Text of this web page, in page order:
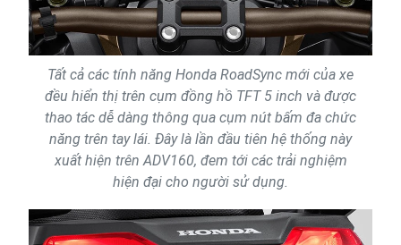
Tất cả các tính năng Honda RoadSync mới của xe
đều hiển thị trên cụm đồng hồ TFT 5 inch và được
thao tác dễ dàng thông qua cụm nút bấm đa chức
năng trên tay lái. Đây là lần đầu tiên hệ thống này
xuất hiện trên ADV160, đem tới các trải nghiệm
hiện đại cho người sử dụng.